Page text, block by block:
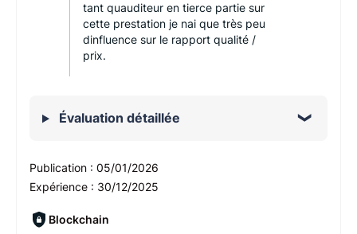
tant quauditeur en tierce partie sur
cette prestation je nai que très peu
dinfluence sur le rapport qualité /
prix.
Évaluation détaillée
Publication : 05/01/2026
Expérience : 30/12/2025
Blockchain